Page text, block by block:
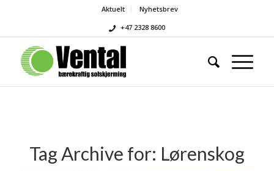
Aktuelt
Nyhetsbrev
+47 2328 8600
Tag Archive for: Lørenskog